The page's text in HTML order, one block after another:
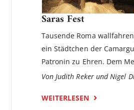
Saras Fest
Tausende Roma
ein Städtchen der
Patronin zu Ehren. Dem
Von Judith Reker und Nigel
WEITERLESEN